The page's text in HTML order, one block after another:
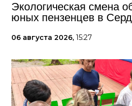
Экологическая смена
юных пензенцев в
06 августа 2026, 15:27